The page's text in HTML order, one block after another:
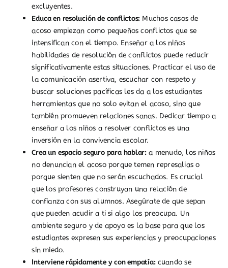
excluyentes.
Educa en resolución de conflictos: Muchos casos de
acoso empiezan como pequeños conflictos que se
intensifican con el tiempo. Enseñar a los niños
habilidades de resolución de conflictos puede reducir
significativamente estas situaciones. Practicar el uso de
la comunicación asertiva, escuchar con respeto y
buscar soluciones pacíficas les da a los estudiantes
herramientas que no solo evitan el acoso, sino que
también promueven relaciones sanas. Dedicar tiempo a
enseñar a los niños a resolver conflictos es una
inversión en la convivencia escolar.
Crea un espacio seguro para hablar: a menudo, los niños
no denuncian el acoso porque temen represalias o
porque sienten que no serán escuchados. Es crucial
que los profesores construyan una relación de
confianza con sus alumnos. Asegúrate de que sepan
que pueden acudir a ti si algo los preocupa. Un
ambiente seguro y de apoyo es la base para que los
estudiantes expresen sus experiencias y preocupaciones
sin miedo.
Interviene rápidamente y con empatía: cuando se